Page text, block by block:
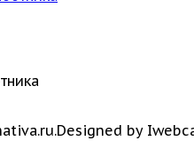
Designed by